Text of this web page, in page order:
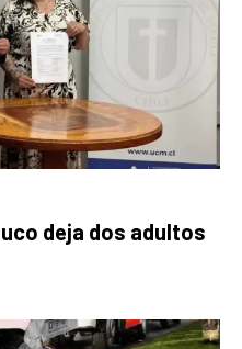
deja dos adultos